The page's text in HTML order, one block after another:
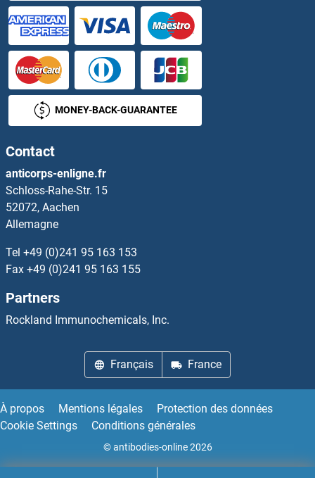
WNT1 Kits ELISA
WNT10A Kits ELISA
WNT10B Kits ELISA
WNT16 Kits ELISA
WNT2 Kits ELISA
WNT3 Kits ELISA
WNT3A Kits ELISA
WNT4 Kits ELISA
WNT5A Kits ELISA
WNT6 Kits ELISA
WNT7B Kits ELISA
WNT8A Kits ELISA
MONEY-BACK-GUARANTEE
Contact
anticorps-enligne.fr
Schloss-Rahe-Str. 15
52072, Aachen
Allemagne
Tel +49 (0)241 95 163 153
Fax +49 (0)241 95 163 155
Partners
Rockland Immunochemicals, Inc.
Français France
À propos Mentions légales
Protection des données
Cookie Settings
Conditions générales
© antibodies-online 2026